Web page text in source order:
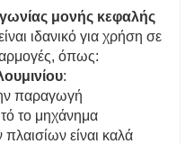
μονής κεφαλής
ιδανικό για χρήση σε
όπως:
:
παραγωγή
το μηχάνημα
πλαισίων είναι καλά